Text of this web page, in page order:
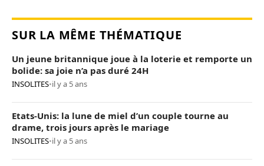
SUR LA MÊME THÉMATIQUE
Un jeune britannique joue à la loterie et remporte un
bolide: sa joie n’a pas duré 24H
INSOLITES•il y a 5 ans
Etats-Unis: la lune de miel d’un couple tourne au
drame, trois jours après le mariage
INSOLITES•il y a 5 ans